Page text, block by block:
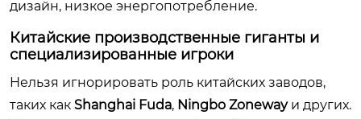
дизайн, низкое энергопотребление.
Китайские производственные гиганты и
специализированные игроки
Нельзя игнорировать роль китайских заводов,
таких как Shanghai Fuda, Ningbo Zonewayи других.